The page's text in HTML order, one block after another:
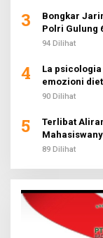
3
Bongkar
Polri Gulung
94 Dilihat
4
La
emozioni
90 Dilihat
5
Terlibat
89 Dilihat